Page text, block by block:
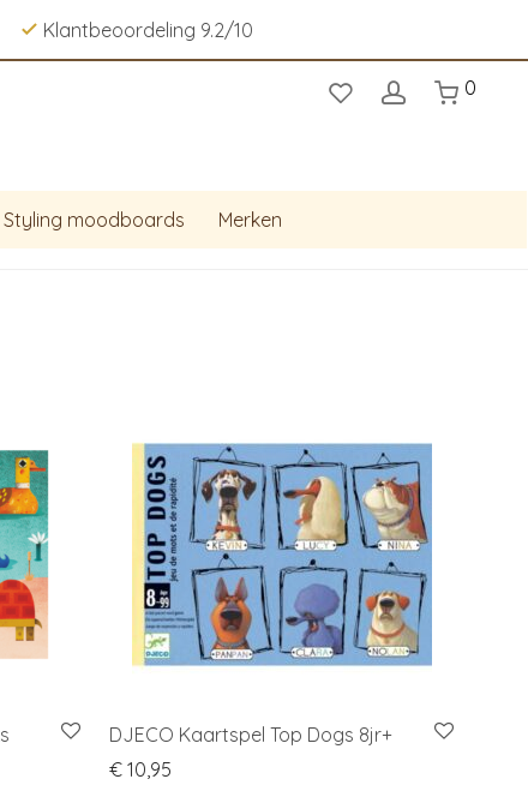
Klantbeoordeling 9.2/10
0
Styling moodboards Merken
DJECO Kaartspel Top Dogs 8jr+
€ 10,95